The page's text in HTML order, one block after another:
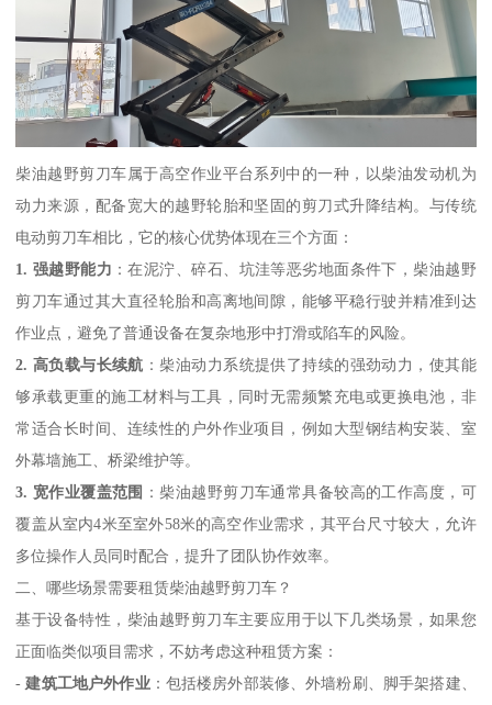
柴油越野剪刀车属于高空作业平台系列中的一种，以柴油发动机为
动力来源，配备宽大的越野轮胎和坚固的剪刀式升降结构。与传统
电动剪刀车相比，它的核心优势体现在三个方面：
1. 强越野能力 ：在泥泞、碎石、坑洼等恶劣地面条件下，柴油越野
剪刀车通过其大直径轮胎和高离地间隙，能够平稳行驶并精准到达
作业点，避免了普通设备在复杂地形中打滑或陷车的风险。
2. 高负载与长续航 ：柴油动力系统提供了持续的强劲动力，使其能
够承载更重的施工材料与工具，同时无需频繁充电或更换电池，非
常适合长时间、连续性的户外作业项目，例如大型钢结构安装、室
外幕墙施工、桥梁维护等。
3. 宽作业覆盖范围 ：柴油越野剪刀车通常具备较高的工作高度，可
覆盖从室内4米至室外58米的高空作业需求，其平台尺寸较大，允许
多位操作人员同时配合，提升了团队协作效率。
二、哪些场景需要租赁柴油越野剪刀车？
基于设备特性，柴油越野剪刀车主要应用于以下几类场景，如果您
正面临类似项目需求，不妨考虑这种租赁方案：
-建筑工地户外作业：包括楼房外部装修、外墙粉刷、脚手架搭建、